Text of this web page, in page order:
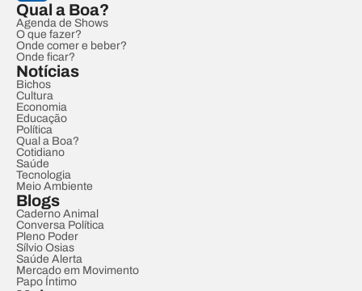
Qual a Boa?
Agenda de Shows
O que fazer?
Onde comer e beber?
Onde ficar?
Notícias
Bichos
Cultura
Economia
Educação
Política
Qual a Boa?
Cotidiano
Saúde
Tecnologia
Meio Ambiente
Blogs
Caderno Animal
Conversa Política
Pleno Poder
Sílvio Osias
Saúde Alerta
Mercado em Movimento
Papo Íntimo